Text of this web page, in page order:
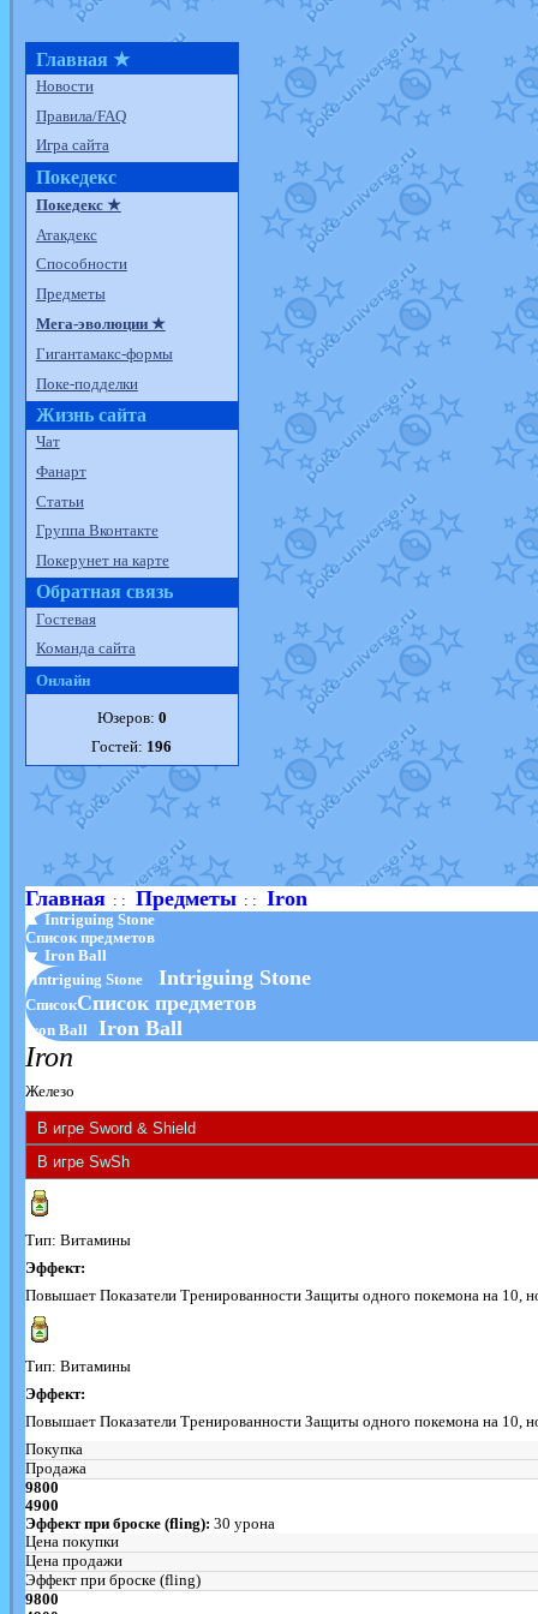
Главная ★
Новости
Правила/FAQ
Игра сайта
Покедекс
Покедекс ★
Атакдекс
Способности
Предметы
Мега-эволюции ★
Гигантамакс-формы
Поке-подделки
Жизнь сайта
Чат
Фанарт
Статьи
Группа Вконтакте
Покерунет на карте
Обратная связь
Гостевая
Команда сайта
Онлайн
Юзеров: 0
Гостей: 196
Главная: : Предметы: : Iron
▲ Intriguing Stone
Список предметов
▼ Iron Ball
Intriguing Stone
Intriguing Stone
СписокСписок предметов
Iron Ball Iron Ball
Iron
Железо
Тип: Витамины
Эффект:
Повышает Показатели Тренированности Защиты одного покемона на 10,
Тип: Витамины
Эффект:
Повышает Показатели Тренированности Защиты одного покемона на 10,
Покупка
Продажа
9800
4900
Эффект при броске (fling): 30 урона
Цена покупки
Цена продажи
Эффект при броске (fling)
9800